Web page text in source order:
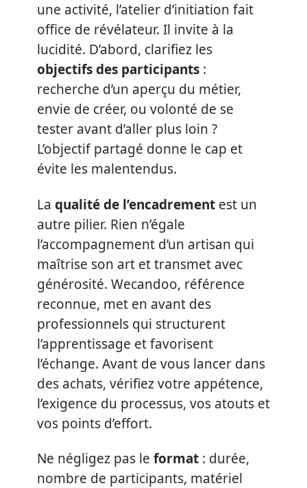
une activité, l’atelier d’initiation fait
office de révélateur. Il invite à la
lucidité. D’abord, clarifiez les
objectifs des participants :
recherche d’un aperçu du métier,
envie de créer, ou volonté de se
tester avant d’aller plus loin ?
L’objectif partagé donne le cap et
évite les malentendus.
La qualité de l’encadrement est un
autre pilier. Rien n’égale
l’accompagnement d’un artisan qui
maîtrise son art et transmet avec
générosité. Wecandoo, référence
reconnue, met en avant des
professionnels qui structurent
l’apprentissage et favorisent
l’échange. Avant de vous lancer dans
des achats, vérifiez votre appétence,
l’exigence du processus, vos atouts et
vos points d’effort.
Ne négligez pas le format : durée,
nombre de participants, matériel